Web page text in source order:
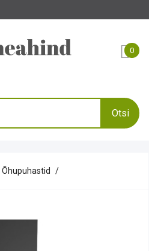
0
Otsi
Õhupuhastid